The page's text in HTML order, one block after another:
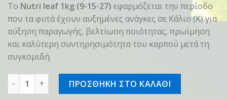
Το Nutri leaf 1kg (9-15-27) εφαρμόζεται την περίοδο
που τα φυτά έχουν αυξημένες ανάγκες σε Κάλιο (Κ) για
αύξηση παραγωγής, βελτίωση ποιότητας, πρωίμηση
και καλύτερη συντηρησιμότητα του καρπού μετά τη
συγκομιδή.
Nutri leaf 1kg (9-15-27) ποσότητα
ΠΡΟΣΘΗΚΗ ΣΤΟ ΚΑΛΑΘΙ